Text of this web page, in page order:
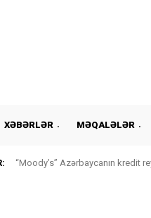
XƏBƏRLƏR MƏQALƏLƏR
“Moody’s” Azərbaycanın kredit